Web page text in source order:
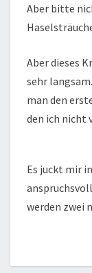
Aber bitte
Aber dieses
sehr
man den
den ich
Es juckt mir
werden zwei